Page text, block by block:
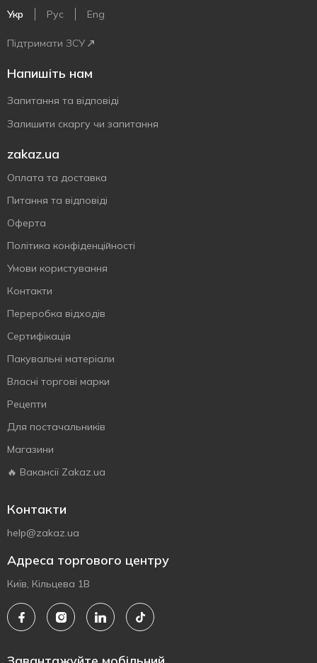
Укр Рус Eng
Підтримати ЗСУ
Напишіть нам
Запитання та відповіді
Залишити скаргу чи запитання
zakaz.ua
Оплата та доставка
Питання та відповіді
Оферта
Політика конфіденційності
Умови користування
Контакти
Переробка відходів
Сертифiкацiя
Пакувальні матеріали
Власнi торговi марки
Рецепти
Для постачальників
Магазини
🔥 Вакансії Zakaz.ua
Контакти
help@zakaz.ua
Адреса торгового центру
Київ, Кільцева 1В